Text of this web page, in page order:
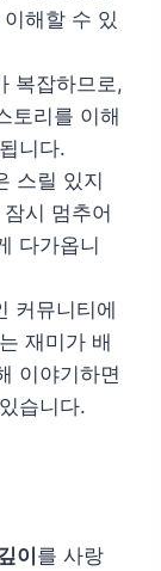
해할 수 있
복잡하므로,
토리를 이해
니다.
스릴 있지
시 멈추어
다가옵니
커뮤니티에
재미가 배
이야기하면
습니다.
이를 사랑